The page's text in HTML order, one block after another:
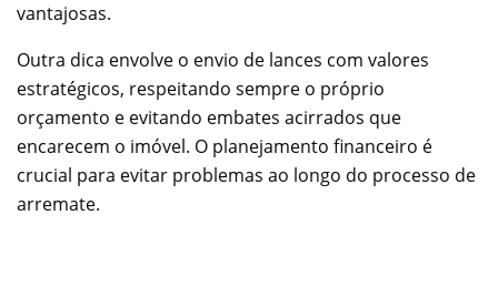
vantajosas.
Outra dica envolve o envio de lances com valores
estratégicos, respeitando sempre o próprio
orçamento e evitando embates acirrados que
encarecem o imóvel. O planejamento financeiro é
crucial para evitar problemas ao longo do processo de
arremate.